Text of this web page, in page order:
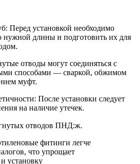
Перед установкой необходимо
нужной длины и подготовить их для
отводы могут соединяться с
способами — сваркой, обжимом
муфт.
После установки следует
на наличие утечек.
отводов ПНД:ж.
фитинги легче
что упрощает
установку